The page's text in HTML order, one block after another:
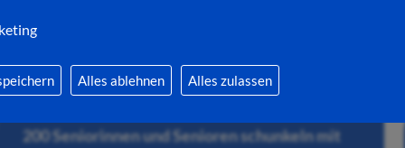
Alles ablehnen Alles zulassen
200 Seniorinnen und Senioren schunkeln mit